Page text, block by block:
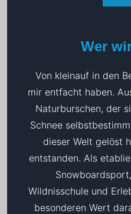
Wer
Von kleinauf in den
mir entfacht haben.
Naturburschen, der
Schnee
dieser Welt gelöst
entstanden. Als
Wildnisschule und
besonderen Wert